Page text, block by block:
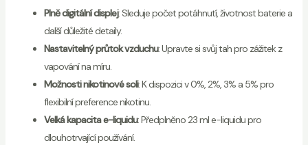
Plně digitální displej: Sleduje počet potáhnutí, životnost baterie a
další důležité detaily.
Nastavitelný průtok vzduchu: Upravte si svůj tah pro zážitek z
vapování na míru.
Možnosti nikotinové soli: K dispozici v 0%, 2%, 3% a 5% pro
flexibilní preference nikotinu.
Velká kapacita e-liquidu: Předplněno 23 ml e-liquidu pro
dlouhotrvající používání.